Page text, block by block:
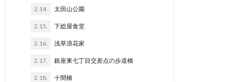
2.14. 太田山公園
2.15. 下総屋食堂
2.16. 浅草浪花家
2.17. 銀座東七丁目交差点の歩道橋
2.18. 十間橋